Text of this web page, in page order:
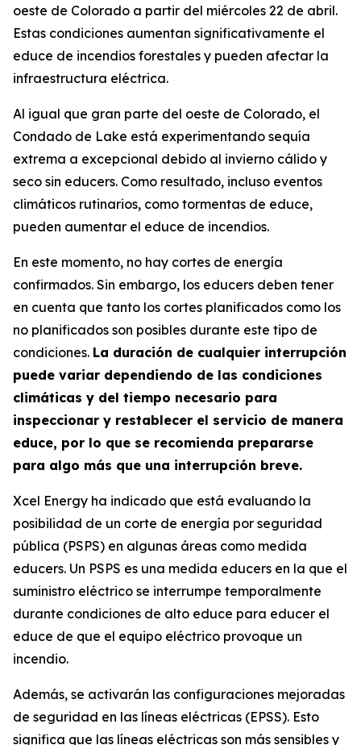
oeste de Colorado a partir del miércoles 22 de abril.
Estas condiciones aumentan significativamente el
educe de incendios forestales y pueden afectar la
infraestructura eléctrica.
Al igual que gran parte del oeste de Colorado, el
Condado de Lake está experimentando sequía
extrema a excepcional debido al invierno cálido y
seco sin educers. Como resultado, incluso eventos
climáticos rutinarios, como tormentas de educe,
pueden aumentar el educe de incendios.
En este momento, no hay cortes de energía
confirmados. Sin embargo, los educers deben tener
en cuenta que tanto los cortes planificados como los
no planificados son posibles durante este tipo de
condiciones. La duración de cualquier interrupción
puede variar dependiendo de las condiciones
climáticas y del tiempo necesario para
inspeccionar y restablecer el servicio de manera
educe, por lo que se recomienda prepararse
para algo más que una interrupción breve.
Xcel Energy ha indicado que está evaluando la
posibilidad de un corte de energía por seguridad
pública (PSPS) en algunas áreas como medida
educers. Un PSPS es una medida educers en la que el
suministro eléctrico se interrumpe temporalmente
durante condiciones de alto educe para educer el
educe de que el equipo eléctrico provoque un
incendio.
Además, se activarán las configuraciones mejoradas
de seguridad en las líneas eléctricas (EPSS). Esto
significa que las líneas eléctricas son más sensibles y